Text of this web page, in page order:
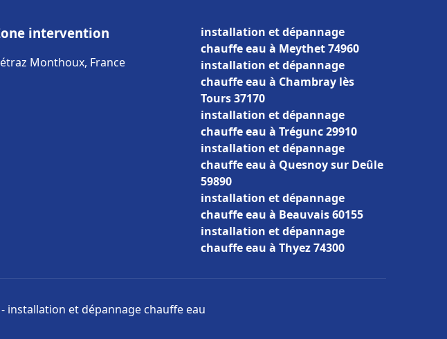
intervention
Monthoux, France
installation et dépannage
chauffe eau à Meythet 74960
installation et dépannage
chauffe eau à Chambray lès
Tours 37170
installation et dépannage
chauffe eau à Trégunc 29910
installation et dépannage
chauffe eau à Quesnoy sur Deûle
59890
installation et dépannage
chauffe eau à Beauvais 60155
installation et dépannage
chauffe eau à Thyez 74300
installation et dépannage chauffe eau